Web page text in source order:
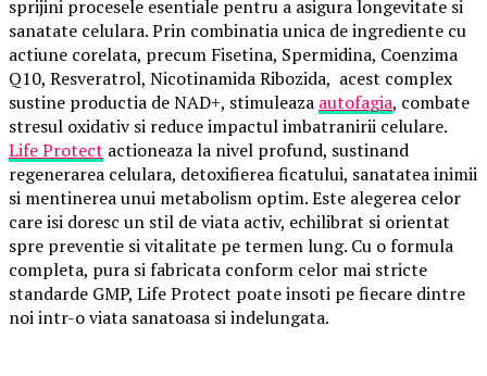
sprijini procesele esentiale pentru a asigura longevitate si
sanatate celulara. Prin combinatia unica de ingrediente cu
actiune corelata, precum Fisetina, Spermidina, Coenzima
Q10, Resveratrol, Nicotinamida Ribozida, acest complex
sustine productia de NAD+, stimuleaza autofagia, combate
stresul oxidativ si reduce impactul imbatranirii celulare.
Life Protect actioneaza la nivel profund, sustinand
regenerarea celulara, detoxifierea ficatului, sanatatea inimii
si mentinerea unui metabolism optim. Este alegerea celor
care isi doresc un stil de viata activ, echilibrat si orientat
spre preventie si vitalitate pe termen lung. Cu o formula
completa, pura si fabricata conform celor mai stricte
standarde GMP, Life Protect poate insoti pe fiecare dintre
noi intr-o viata sanatoasa si indelungata.